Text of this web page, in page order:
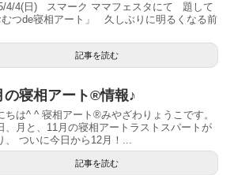
4/4(日) スマーク ママフェスタにて 題して
つde寝相アート」 久しぶりに明るくなる前
記事を読む
の寝相アート®︎情報♪
ちは^ ^ 寝相アート®︎みやざわりょうこです。
、月と、11月の寝相アートラストスパートが
、 ついに今日から12月！...
記事を読む